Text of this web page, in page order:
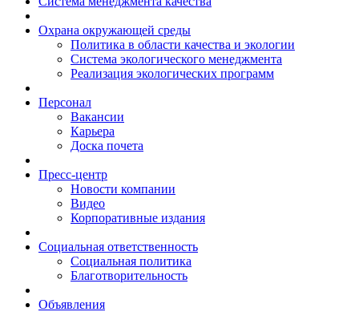
Охрана окружающей среды
Политика в области качества и экологии
Система экологического менеджмента
Реализация экологических программ
Персонал
Вакансии
Карьера
Доска почета
Пресс-центр
Новости компании
Видео
Корпоративные издания
Социальная ответственность
Социальная политика
Благотворительность
Объявления